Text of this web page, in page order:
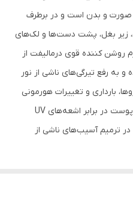
صورت و بدن است و در برطرف
زیر بغل، پشت دست‌ها و لک‌های
روشن کننده قوی درمالیفت از
به رفع تیرگی‌های ناشی از نور
بارداری و تغییرات هورمونی
کمک زیادی می‌نماید. این محصول از پوست در برابر اشعه‌های UV
در ترمیم آسیب‌های ناشی از